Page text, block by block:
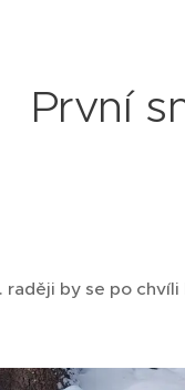
První
raději by se po